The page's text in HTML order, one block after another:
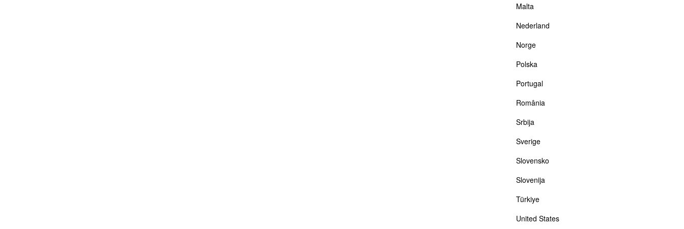
Malta
Nederland
Norge
Polska
Portugal
România
Srbija
Sverige
Slovensko
Slovenija
Türkiye
United States